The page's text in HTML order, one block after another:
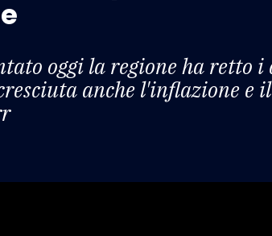
oggi la regione ha retto
anche l'inflazione e